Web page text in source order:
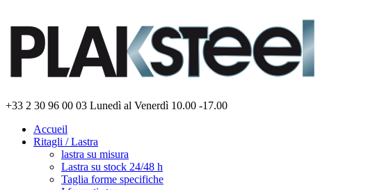
+33 2 30 96 00 03 Lunedì al Venerdì 10.00 -17.00
Accueil
Ritagli / Lastra
lastra su misura
Lastra su stock 24/48 h
Taglia forme specifiche